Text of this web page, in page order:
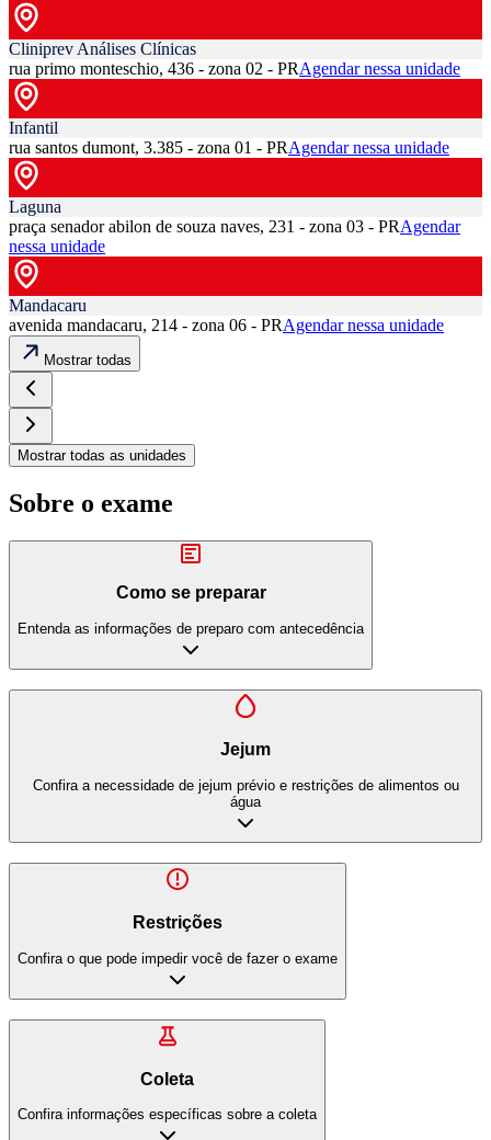
Cliniprev Análises Clínicas
rua primo monteschio, 436 - zona 02 - PRAgendar nessa unidade
Infantil
rua santos dumont, 3.385 - zona 01 - PRAgendar nessa unidade
Laguna
praça senador abilon de souza naves, 231 - zona 03 - PRAgendar
nessa unidade
Mandacaru
avenida mandacaru, 214 - zona 06 - PRAgendar nessa unidade
Mostrar todas
Mostrar todas as unidades
Sobre o exame
Como se preparar
Entenda as informações de preparo com antecedência
Jejum
Confira a necessidade de jejum prévio e restrições de alimentos ou
água
Restrições
Confira o que pode impedir você de fazer o exame
Coleta
Confira informações específicas sobre a coleta